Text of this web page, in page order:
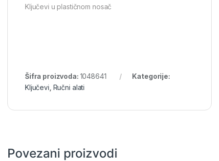
Ključevi u plastičnom nosač
Šifra proizvoda: 1048641
Kategorije:
Ključevi Ručni alati
Povezani proizvodi